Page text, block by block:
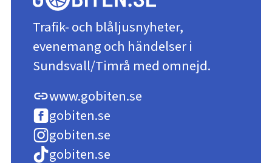
Trafik- och blåljusnyheter,
evenemang och händelser i
Sundsvall/Timrå med omnejd.
linkwww.gobiten.se
gobiten.se
gobiten.se
gobiten.se